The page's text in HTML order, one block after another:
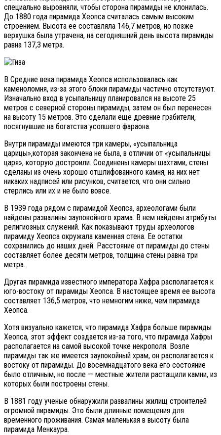
специально выровняли, чтобы сторона пирамиды не клонилась.
До 1880 года пирамида Хеопса считалась самым высоким
строением. Высота ее составляла 146,7 метров, но позже
верхушка была утрачена, на сегодняшний день высота пирамиды
равна 137,3 метра.
В Средние века пирамида Хеопса использовалась как
каменоломня, из-за этого блоки пирамиды частично отсутствуют.
Изначально вход в усыпальницу планировался на высоте 25
метров с северной стороны пирамиды, затем он был перенесен
на высоту 15 метров. Это сделали еще древние грабители,
посягнувшие на богатства усопшего фараона.
Внутри пирамиды имеются три камеры, «усыпальница
царицы»,которая закончена не была, в отличии от «усыпальницы
царя», которую достроили. Соединены камеры шахтами, стены
сделаны из очень хорошо отшлифованного камня, на них нет
никаких надписей или рисунков, считается, что они сильно
стерлись или их и не было вовсе.
В 1939 года рядом с пирамидой Хеопса, археологами были
найдены развалины заупокойного храма. В нем найдены атрибуты
религиозных служений. Как показывают труды археологов
пирамиду Хеопса окружала каменная стена. Ее остатки
сохранились до наших дней. Расстояние от пирамиды до стены
составляет более десяти метров, толщина стены равна три
метра.
Другая пирамида известного императора Хафра располагается к
юго-востоку от пирамиды Хеопса. В настоящее время ее высота
составляет 136,5 метров, что немногим ниже, чем пирамида
Хеопса.
Хотя визуально кажется, что пирамида Хафра больше пирамиды
Хеопса, этот эффект создается из-за того, что пирамида Хафры
располагается на самой высокой точке некрополя. Возле
пирамиды так же имеется заупокойный храм, он располагается к
востоку от пирамиды. До восемнадцатого века его состояние
было отличным, но после — местные жители растащили камни, из
которых были построены стены.
В 1881 году ученые обнаружили развалины жилищ строителей
огромной пирамиды. Это были длинные помещения для
временного проживания. Самая маленькая в высоту была
пирамида Менкаура.